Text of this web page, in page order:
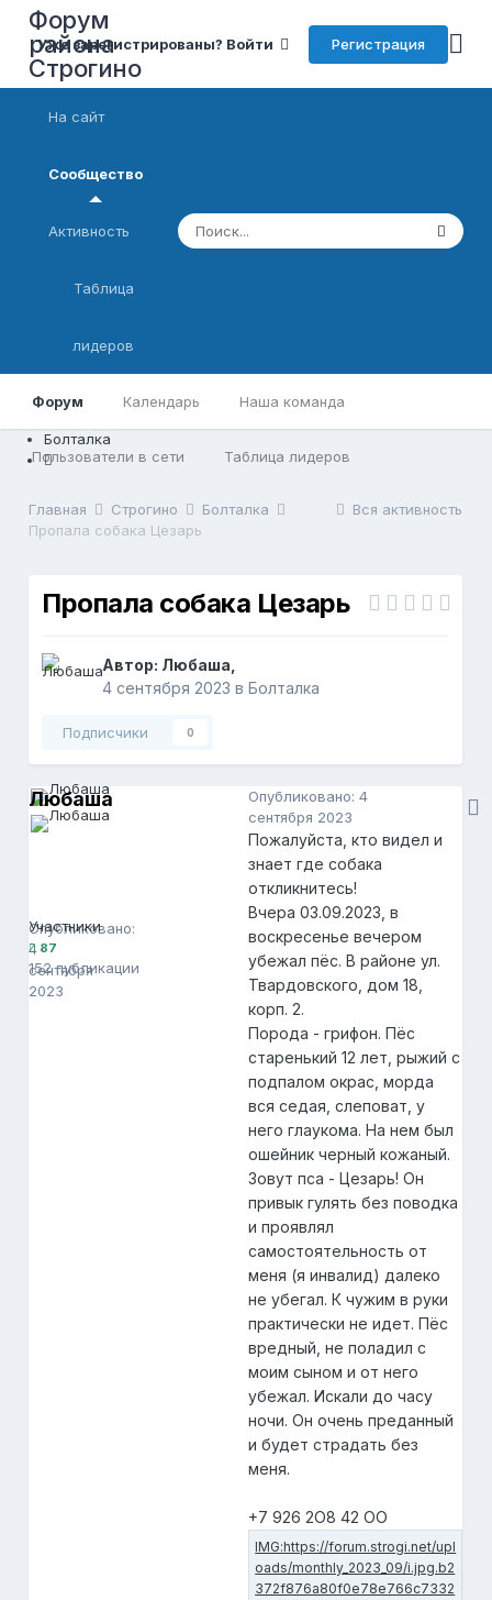
Форум
района
Строгино
Уже зарегистрированы? Войти Регистрация
На сайт
Сообщество
Форум Календарь Наша команда
Пользователи в сети Таблица лидеров
Активность
Таблица
лидеров
Болталка
Вся активность
Главная Строгино
Болталка
Пропала собака Цезарь
Пропала собака Цезарь
Автор: Любаша
4 сентября 2023 вБолталка
Подписчики 0
Опубликовано:
4
сентября
2023
Любаша
Участники
87
152 публикации
Опубликовано:4
сентября 2023
Пожалуйста, кто видел и
знает где собака
откликнитесь!
Вчера 03.09.2023, в
воскресенье вечером
убежал пёс. В районе ул.
Твардовского, дом 18,
корп. 2.
Порода - грифон. Пёс
старенький 12 лет, рыжий с
подпалом окрас, морда
вся седая, слеповат, у
него глаукома. На нем был
ошейник черный кожаный.
Зовут пса - Цезарь! Он
привык гулять без поводка
и проявлял
самостоятельность от
меня (я инвалид) далеко
не убегал. К чужим в руки
практически не идет. Пёс
вредный, не поладил с
моим сыном и от него
убежал. Искали до часу
ночи. Он очень преданный
и будет страдать без
меня.
+7 926 2О8 42 ОО